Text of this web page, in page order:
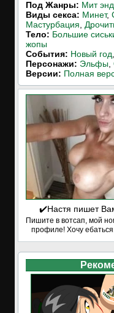
Под Жанры: Мит
Виды секса: Минет,
Мастурбация
Тело: Большие
жопы
События: Новый год
Персонажи: Эльфы
Версии: Полная
✔️Настя пишет
Пишите в вотсап, мой
профиле! Хочу